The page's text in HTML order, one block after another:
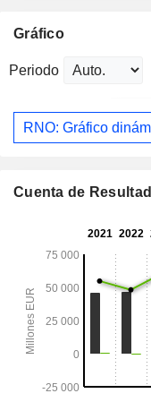
Gráfico
Periodo
RNO: Gráfico
Cuenta de